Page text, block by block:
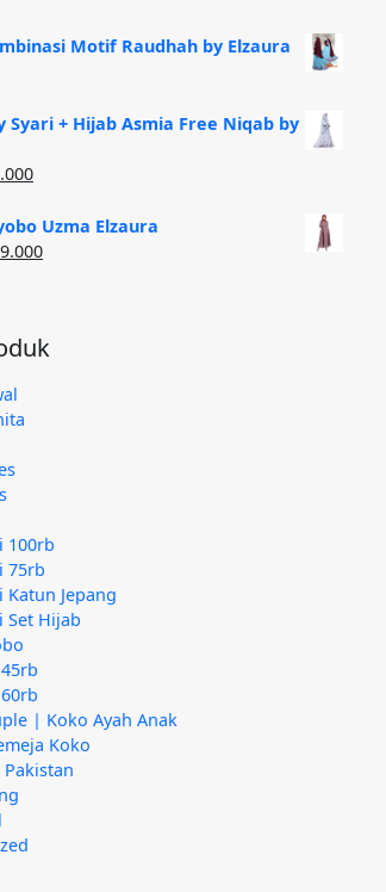
Motif Raudhah by Elzaura
Syari + Hijab Asmia Free Niqab by
Harga
ini
adalah:
Uzma Elzaura
Harga
Rp189.000.
100rb
75rb
Katun Jepang
Set Hijab
| Koko Ayah Anak
Koko